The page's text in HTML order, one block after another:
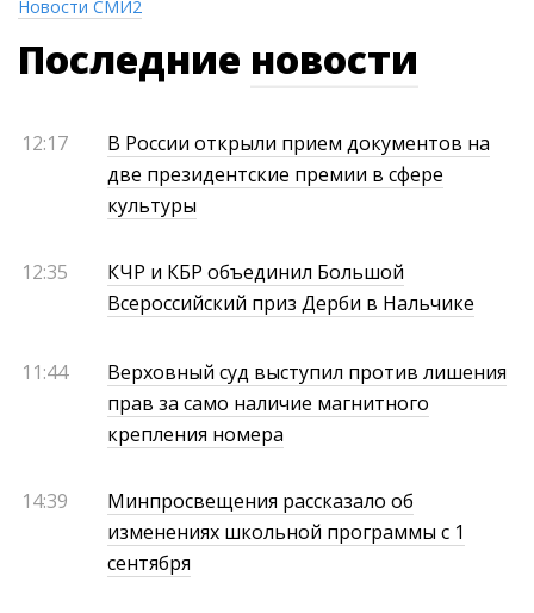
Новости СМИ2
Последние новости
12:17
В России открыли прием документов на
две президентские премии в сфере
культуры
12:35
КЧР и КБР объединил Большой
Всероссийский приз Дерби в Нальчике
11:44
Верховный суд выступил против лишения
прав за само наличие магнитного
крепления номера
14:39
Минпросвещения рассказало об
изменениях школьной программы с 1
сентября